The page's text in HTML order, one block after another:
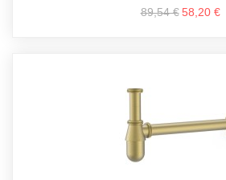
89,54 € 58,20 €